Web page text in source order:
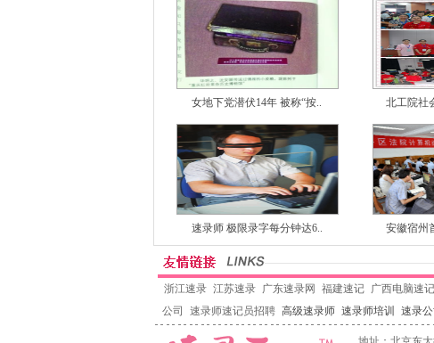
女地下党潜伏14年 被称“按.. 北工院社
速录师 极限录字每分钟达6.. 安徽宿州
浙江速录 江苏速录 广东速录网 福建速记 广西电脑速记
公司
速录师速记员招聘 高级速录师 速录师培训 速录公